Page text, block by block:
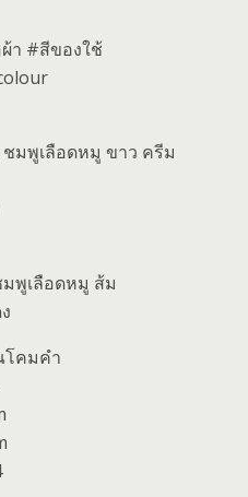
า #สีของใช้
มพูเลือดหมู ขาว ครีม
พูเลือดหมู ส้ม
โคมคำ